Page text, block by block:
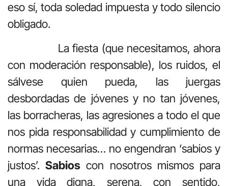
eso sí, toda soledad impuesta y todo silencio
obligado.
La fiesta (que necesitamos, ahora
con moderación responsable), los ruidos, el
sálvese quien pueda, las juergas
desbordadas de jóvenes y no tan jóvenes,
las borracheras, las agresiones a todo el que
nos pida responsabilidad y cumplimiento de
normas necesarias… no engendran ‘sabios y
justos’.Sabios con nosotros mismos para
una vida digna, serena, con sentido,